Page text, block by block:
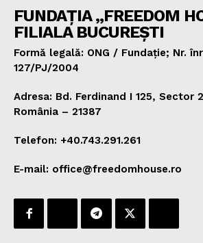
FUNDAȚIA „FREEDOM
FILIALA BUCUREȘTI
Formă legală: ONG / Fundație; Nr.
127/PJ/2004
Adresa: Bd. Ferdinand I 125, Sector
România – 21387
Telefon: +40.743.291.261
E-mail: office@freedomhouse.ro